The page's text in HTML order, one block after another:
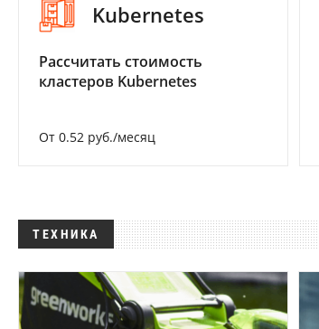
Kubernetes
Рассчитать стоимость
кластеров Kubernetes
От 0.52 руб./месяц
ТЕХНИКА